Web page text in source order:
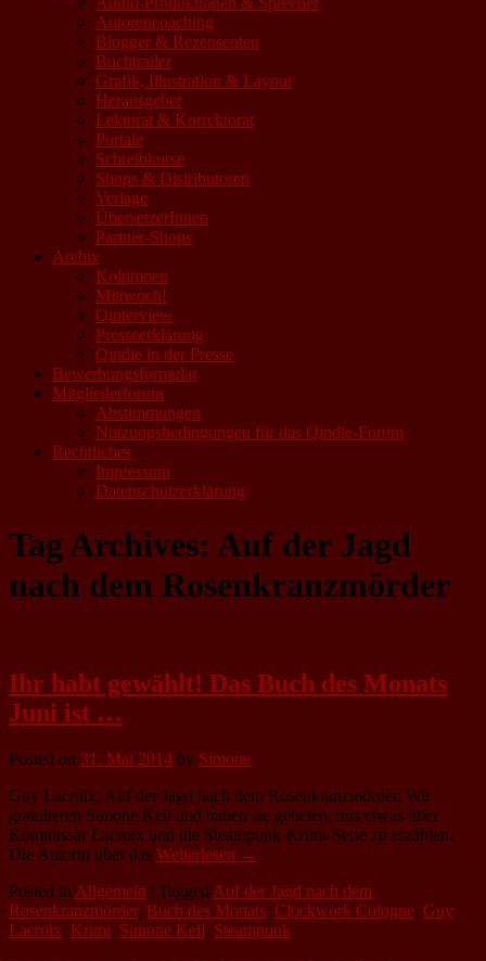
Autorencoaching
Blogger & Rezensenten
Buchtrailer
Grafik, Illustration & Layout
Herausgeber
Lektorat & Korrektorat
Portale
Schreibkurse
Shops & Distributoren
Verlage
ÜbersetzerInnen
Partner-Shops
Archiv
Kolumnen
Mittwoch!
Qinterview
Presseerklärung
Qindie in der Presse
Bewerbungsformular
Mitgliederforum
Abstimmungen
Nutzungsbedingungen für das Qindie-Forum
Rechtliches
Impressum
Datenschutzerklärung
Tag Archives: Auf der Jagd
nach dem Rosenkranzmörder
Ihr habt gewählt! Das Buch des Monats
Juni ist …
Posted on 31. Mai 2014 by Simone
Guy Lacroix: Auf der Jagd nach dem Rosenkranzmörder. Wir
gratulieren Simone Keil und haben sie gebeten, uns etwas über
Kommissär Lacroix und die Steampunk-Krimi-Serie zu erzählen.
Die Autorin über das Weiterlesen →
Posted in Allgemein | Tagged Auf der Jagd nach dem
Rosenkranzmörder, Buch des Monats, Clockwork Cologne, Guy
Lacroix, Krimi, Simone Keil, Steampunk